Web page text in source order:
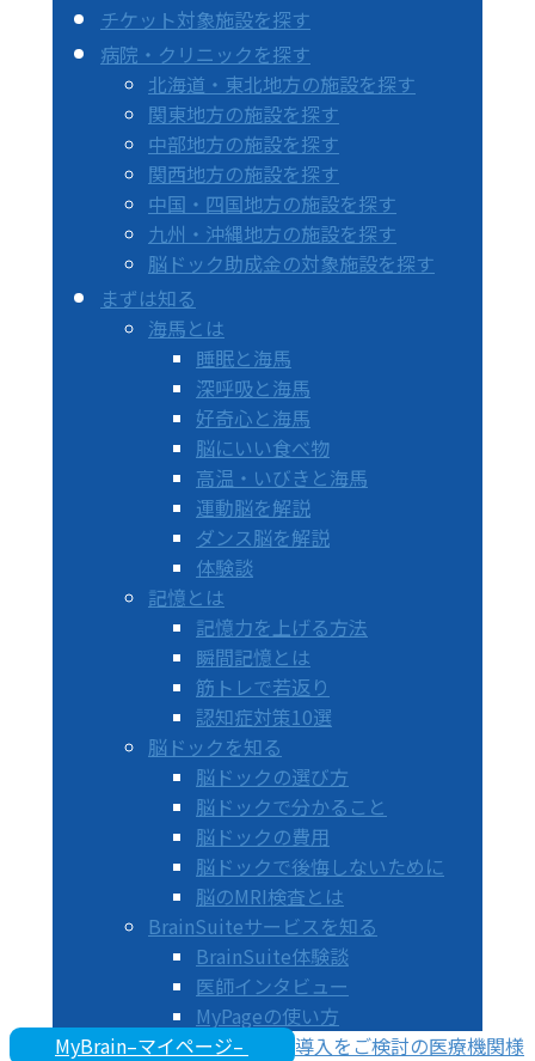
チケット対象施設を探す
病院・クリニックを探す
北海道・東北地方の施設を探す
関東地方の施設を探す
中部地方の施設を探す
関西地方の施設を探す
中国・四国地方の施設を探す
九州・沖縄地方の施設を探す
脳ドック助成金の対象施設を探す
まずは知る
海馬とは
睡眠と海馬
深呼吸と海馬
好奇心と海馬
脳にいい食べ物
高温・いびきと海馬
運動脳を解説
ダンス脳を解説
体験談
記憶とは
記憶力を上げる方法
瞬間記憶とは
筋トレで若返り
認知症対策10選
脳ドックを知る
脳ドックの選び方
脳ドックで分かること
脳ドックの費用
脳ドックで後悔しないために
脳のMRI検査とは
BrainSuiteサービスを知る
BrainSuite体験談
医師インタビュー
MyPageの使い方
MyBrain–マイページ–
導入をご検討の医療機関様